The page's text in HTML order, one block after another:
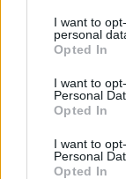
not limited to
grant or deny
use your data
consent section.
I want to
personal
Opted In
I want to
Personal
Opted In
I want to
Personal
Opted In